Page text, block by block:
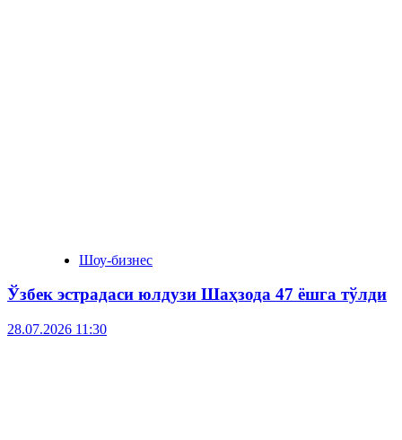
Шоу-бизнес
Ўзбек эстрадаси юлдузи Шаҳзода 47 ёшга тўлди
28.07.2026 11:30